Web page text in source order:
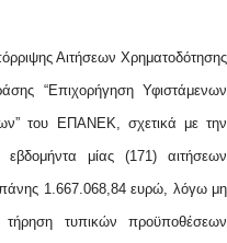
Αιτήσεων Χρηματοδότησης
“Επιχορήγηση Υφιστάμενων
του ΕΠΑΝΕΚ, σχετικά με την
μίας (171) αιτήσεων
1.667.068,84 ευρώ, λόγω μη
τήρηση τυπικών προϋποθέσεων